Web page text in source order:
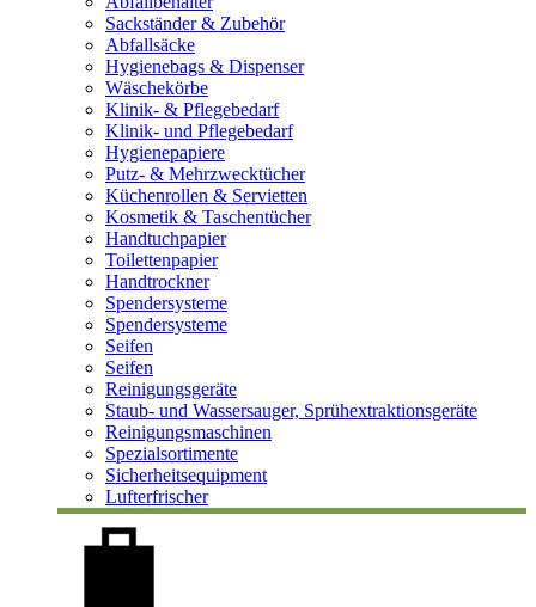
Sackständer & Zubehör
Abfallsäcke
Hygienebags & Dispenser
Wäschekörbe
Klinik- & Pflegebedarf
Klinik- und Pflegebedarf
Hygienepapiere
Putz- & Mehrzwecktücher
Küchenrollen & Servietten
Kosmetik & Taschentücher
Handtuchpapier
Toilettenpapier
Handtrockner
Spendersysteme
Spendersysteme
Seifen
Seifen
Reinigungsgeräte
Staub- und Wassersauger, Sprühextraktionsgeräte
Reinigungsmaschinen
Spezialsortimente
Sicherheitsequipment
Lufterfrischer